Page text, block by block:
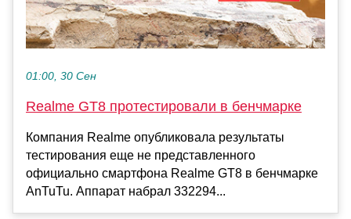
01:00, 30 Сен
Realme GT8 протестировали в бенчмарке
Компания Realme опубликовала результаты
тестирования еще не представленного
официально смартфона Realme GT8 в бенчмарке
AnTuTu. Аппарат набрал 332294...